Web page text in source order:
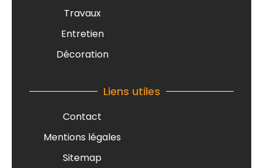
Travaux
Entretien
Décoration
Liens utiles
Contact
Mentions légales
Sitemap